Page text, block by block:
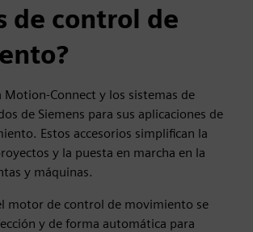
de control de
Motion-Connect y los sistemas de
de Siemens para sus aplicaciones de
Estos accesorios simplifican la
y la puesta en marcha en la
y máquinas.
motor de control de movimiento se
y de forma automática para